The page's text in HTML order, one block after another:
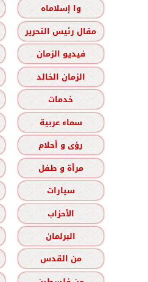
وا إسلاماه
مقال رئيس التحرير
فيديو الزمان
الزمان الخالد
خدمات
سماء عربية
رؤى و أحلام
مرأة و طفل
سيارات
الأحزاب
البرلمان
من القدس